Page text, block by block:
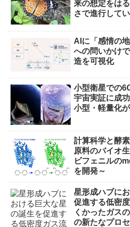
来の想定をは
さで進行して
AIに「感情の
への問いかけ
造を可視化
小型衛星での
宇宙実証に成
小型・軽量化
計算科学と酵
原料のバイオ
ビフェニルの
を開発～
星形成ハブに
促進する低密
くかったガス
の新たなプロ